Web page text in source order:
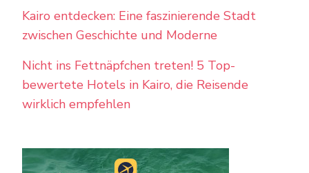
Kairo entdecken: Eine faszinierende Stadt
zwischen Geschichte und Moderne
Nicht ins Fettnäpfchen treten! 5 Top-
bewertete Hotels in Kairo, die Reisende
wirklich empfehlen